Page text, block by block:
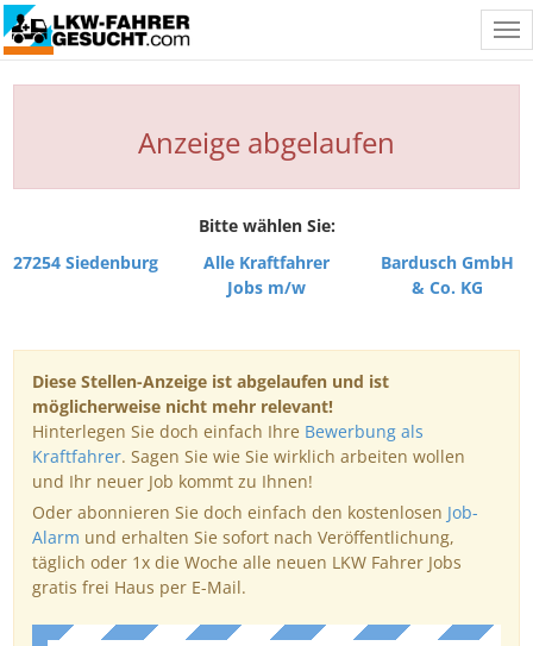
Anzeige abgelaufen
Bitte wählen Sie:
27254 Siedenburg
Alle Kraftfahrer
Jobs m/w
Bardusch GmbH
& Co. KG
Diese Stellen-Anzeige ist abgelaufen und ist
möglicherweise nicht mehr relevant!
Hinterlegen Sie doch einfach Ihre Bewerbung als
Kraftfahrer. Sagen Sie wie Sie wirklich arbeiten wollen
und Ihr neuer Job kommt zu Ihnen!
Oder abonnieren Sie doch einfach den kostenlosen Job-
Alarm und erhalten Sie sofort nach Veröffentlichung,
täglich oder 1x die Woche alle neuen LKW Fahrer Jobs
gratis frei Haus per E-Mail.